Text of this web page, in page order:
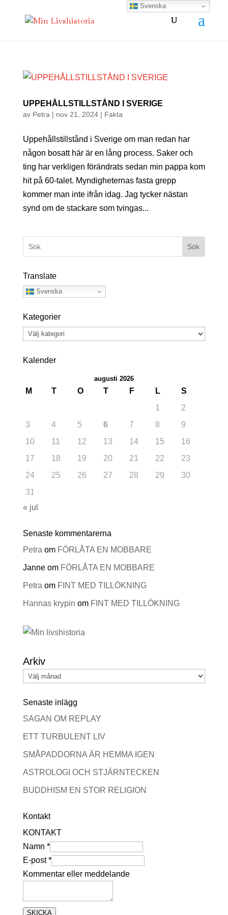
UPPEHÅLLSTILLSTÅND I SVERIGE
av Petra | nov 21, 2024| Fakta
Uppehållstillstånd i Sverige om man redan har
någon bosatt här är en lång process. Saker och
ting har verkligen förändrats sedan min pappa kom
hit på 60-talet. Myndigheternas fasta grepp
kommer man inte ifrån idag. Jag tycker nästan
synd om de stackare som tvingas...
Sök
Translate
Svenska
Kategorier
Kategorier
Kalender
augusti 2026
M T O T F L
S
1
2
3
4 5 6 7 8
9
10
11 12 13 14 15
16
17
18 19 20 21 22
23
24
25 26 27 28 29
30
31
« jul
Senaste kommentarerna
Petra om FÖRLÅTA EN MOBBARE
Janneom FÖRLÅTA EN MOBBARE
Petra om FINT MED TILLÖKNING
Hannas krypin om FINT MED TILLÖKNING
Arkiv
Senaste inlägg
SAGAN OM REPLAY
ETT TURBULENT LIV
SMÅPADDORNA ÄR HEMMA IGEN
ASTROLOGI OCH STJÄRNTECKEN
BUDDHISM EN STOR RELIGION
Kontakt
KONTAKT
Namn *
N
a
n
E-post*
Kommentar eller meddelande
SKICKA
Svenska